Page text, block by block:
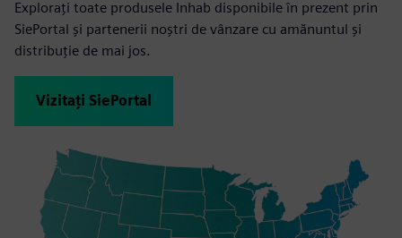
Explorați toate produsele Inhab disponibile în prezent prin
SiePortal și partenerii noștri de vânzare cu amănuntul și
distribuție de mai jos.
Vizitați SiePortal